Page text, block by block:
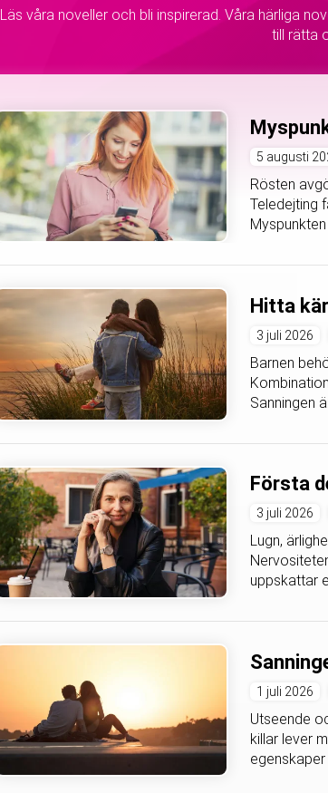
Läs våra noveller och bli inspirerad. Våra härliga
till rätta
5 augusti
Rösten
Teledejting
Hitta
3 juli 2026
Barnen
Sanningen
Första
3 juli 2026
Lugn,
uppskattar
1 juli 2026
Utseende
killar lever
egenskaper